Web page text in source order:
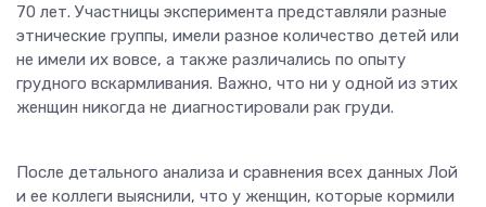
70 лет. Участницы эксперимента представляли разные
этнические группы, имели разное количество детей или
не имели их вовсе, а также различались по опыту
грудного вскармливания. Важно, что ни у одной из этих
женщин никогда не диагностировали рак груди.
После детального анализа и сравнения всех данных Лой
и ее коллеги выяснили, что у женщин, которые кормили